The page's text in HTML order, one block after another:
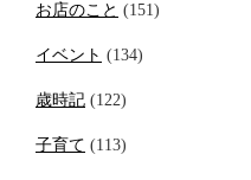
お店のこと (151)
イベント (134)
歳時記 (122)
子育て (113)